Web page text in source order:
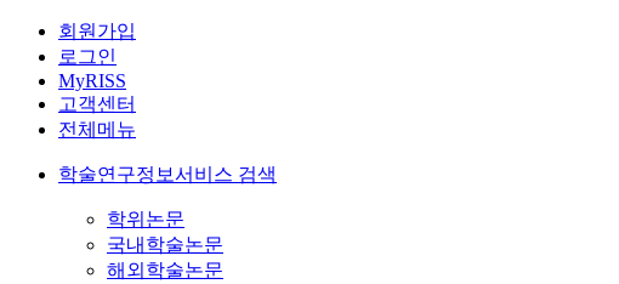
회원가입
로그인
MyRISS
고객센터
전체메뉴
학술연구정보서비스 검색
학위논문
국내학술논문
해외학술논문